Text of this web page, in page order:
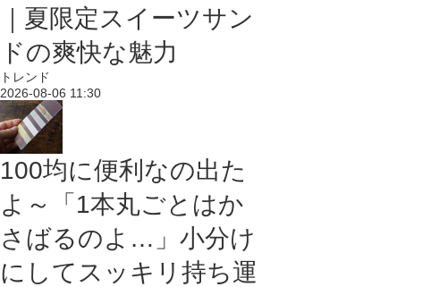
｜夏限定スイーツサン
ドの爽快な魅力
トレンド
2026-08-06 11:30
100均に便利なの出た
よ～「1本丸ごとはか
さばるのよ…」小分け
にしてスッキリ持ち運